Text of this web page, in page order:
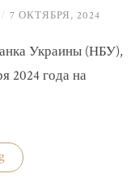
/ 7 ОКТЯБРЯ, 2024
Украины (НБУ),
2024 года на
«Нацбанк
четвертую